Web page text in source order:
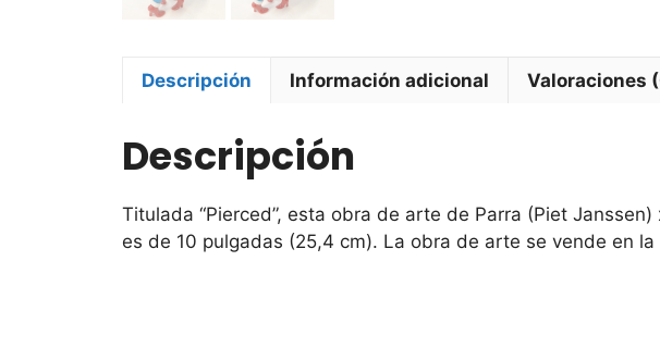
Descripción Información adicional Valoraciones
Descripción
Titulada “Pierced”, esta obra de arte de Parra (Piet
es de 10 pulgadas (25,4 cm). La obra de arte se vende en la